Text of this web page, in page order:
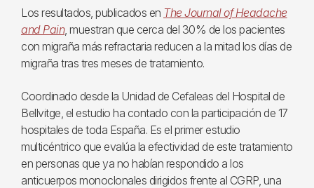
Los resultados, publicados en The Journal of Headache
and Pain, muestran que cerca del 30% de los pacientes
con migraña más refractaria reducen a la mitad los días de
migraña tras tres meses de tratamiento.
Coordinado desde la Unidad de Cefaleas del Hospital de
Bellvitge, el estudio ha contado con la participación de 17
hospitales de toda España. Es el primer estudio
multicéntrico que evalúa la efectividad de este tratamiento
en personas que ya no habían respondido a los
anticuerpos monoclonales dirigidos frente al CGRP, una